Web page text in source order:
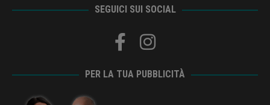
SEGUICI SUI SOCIAL
PER LA TUA PUBBLICITÀ